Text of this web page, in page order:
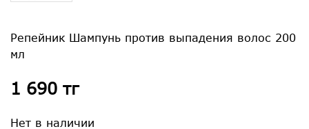
Репейник Шампунь против выпадения волос 200
мл
1 690 тг
Нет в наличии